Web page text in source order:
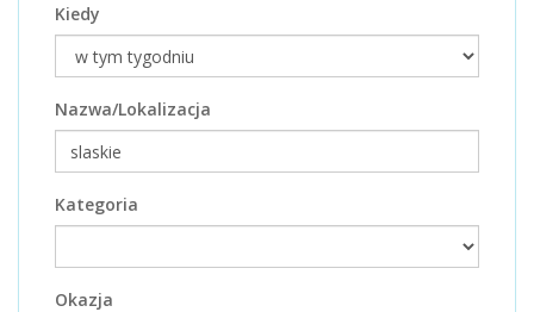
Kiedy
Nazwa/Lokalizacja
Kategoria
Okazja